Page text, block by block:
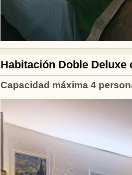
Habitación Doble
Capacidad máxima 4